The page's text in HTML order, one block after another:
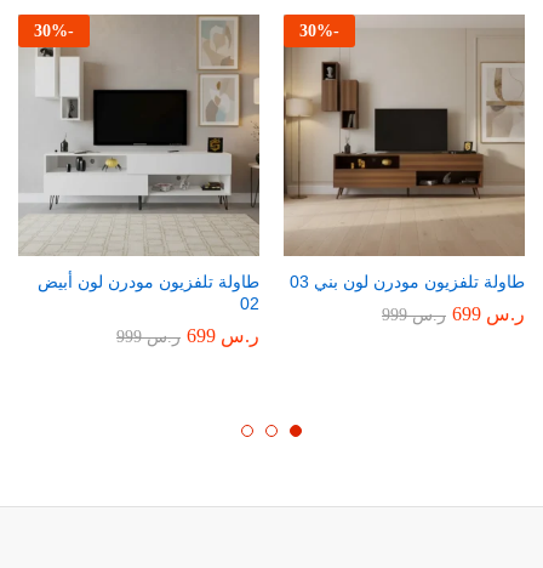
-
30%
طاولة تلفزيون مودرن لون بني 03
ر.س ر.س999
-
30%
طاولة تلفزيون مودرن لون أبيض
02
ر.س ر.س999